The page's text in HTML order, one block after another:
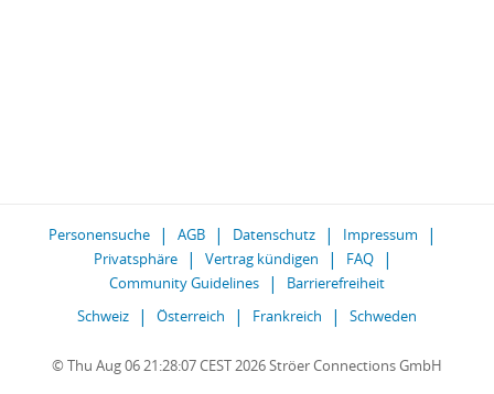
Personensuche AGB Datenschutz
Impressum
Privatsphäre
Vertrag kündigen
FAQ
Community Guidelines
Barrierefreiheit
Schweiz
Österreich Frankreich Schweden
© Thu Aug 06 21:28:07 CEST 2026 Ströer Connections GmbH